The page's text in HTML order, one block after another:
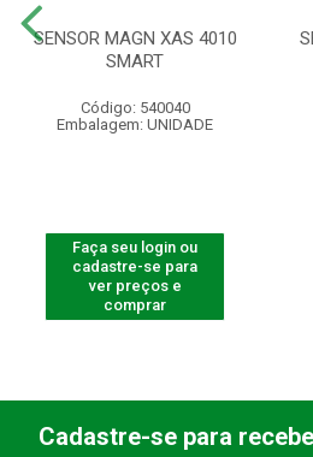
SENSOR MAGN XAS 4010
SMART
Código: 540040
Embalagem: UNIDADE
Faça seu login ou
cadastre-se para
ver preços e
comprar
Cadastre-se para